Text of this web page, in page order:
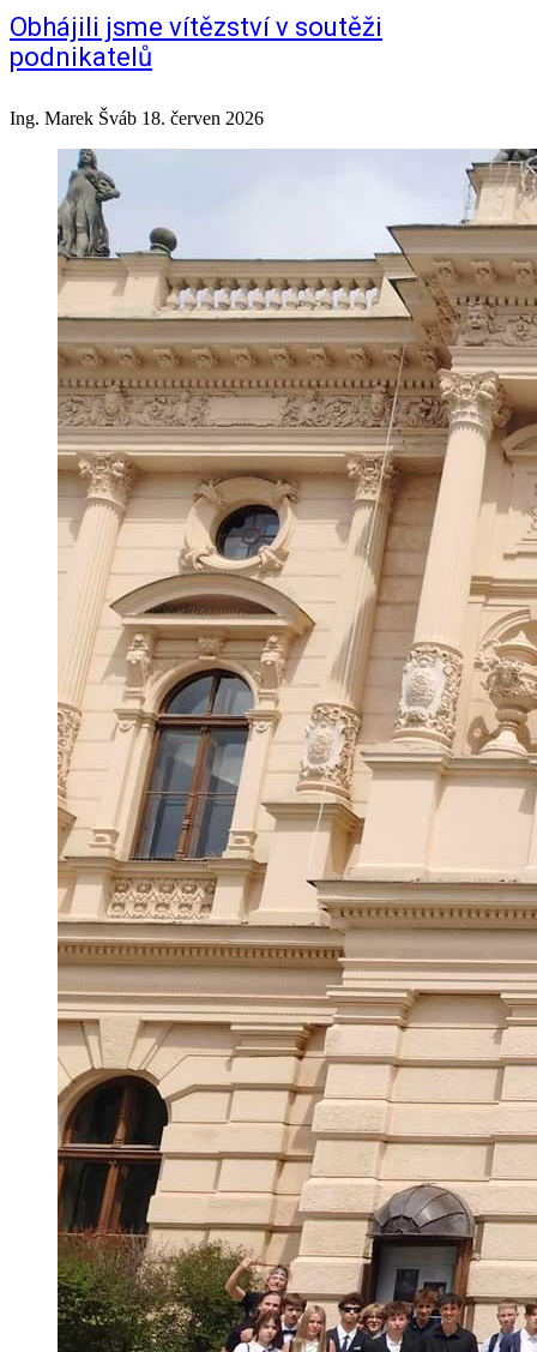
Obhájili jsme vítězství v soutěži
podnikatelů
Ing. Marek Šváb 18. červen 2026